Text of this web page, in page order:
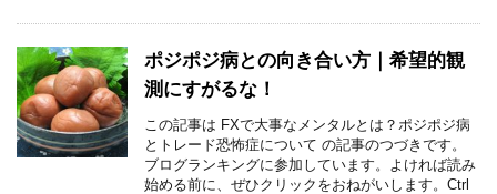
ポジポジ病との向き合い方｜希望的観
測にすがるな！
この記事は FXで大事なメンタルとは？ポジポジ病
とトレード恐怖症について の記事のつづきです。
ブログランキングに参加しています。よければ読み
始める前に、ぜひクリックをおねがいします。Ctrl